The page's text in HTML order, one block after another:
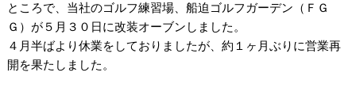
ところで、当社のゴルフ練習場、船迫ゴルフガーデン（ＦＧ
Ｇ）が５月３０日に改装オーブンしました。
４月半ばより休業をしておりましたが、約１ヶ月ぶりに営業再
開を果たしました。